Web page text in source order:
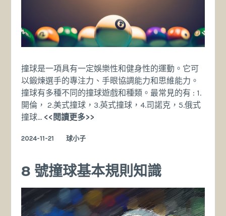
多
少？
撞球是一項具有一定娛樂性和健身性的運動。它可
以鍛煉選手的專注力、手眼協調能力和思維能力。
撞球有多種不同的撞球遊戲和種類。最常見的有 : 1.
開倫， 2.美式撞球，3.英式撞球，4.司諾克，5.俄式
撞球… <<閱讀更多>>
類
2024-11-21 球小子
8 號撞球基本規則知識